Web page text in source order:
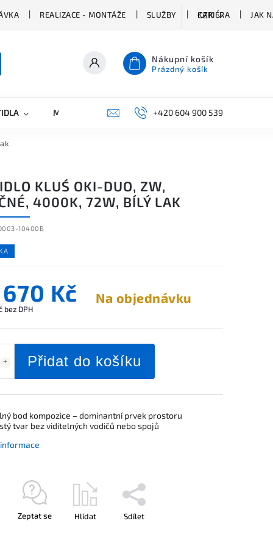
REALIZACE - MONTÁŽE SLUŽBY KARIÉRA JAK
CZK
Nákupní košík
Prázdný košík
MARKETING KONTAKTY+420 604 900 539
KLUŚ OKI-DUO, ZW,
4000K, 72W, BÍLÝ LAK
10400B
Kč
bez DPH
Na objednávku
Přidat do košíku
bod kompozice – dominantní prvek prostoru
tvar bez viditelných vodičů nebo spojů
Zeptat se Hlídat Sdílet